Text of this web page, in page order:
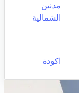
مدنين
الشمالية
اكودة